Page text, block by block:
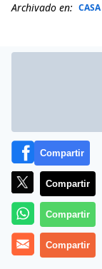
Archivado en:
Más información
Compartir
Compartir
Compartir
Compartir